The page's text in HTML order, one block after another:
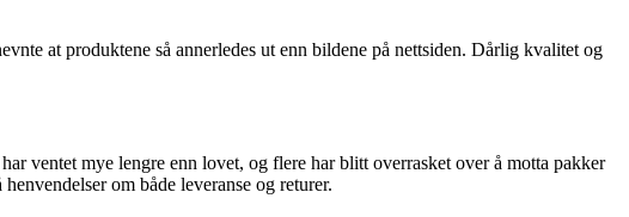
at produktene så annerledes ut enn bildene på nettsiden. Dårlig kvalitet og
ventet mye lengre enn lovet, og flere har blitt overrasket over å motta pakker
om både leveranse og returer.